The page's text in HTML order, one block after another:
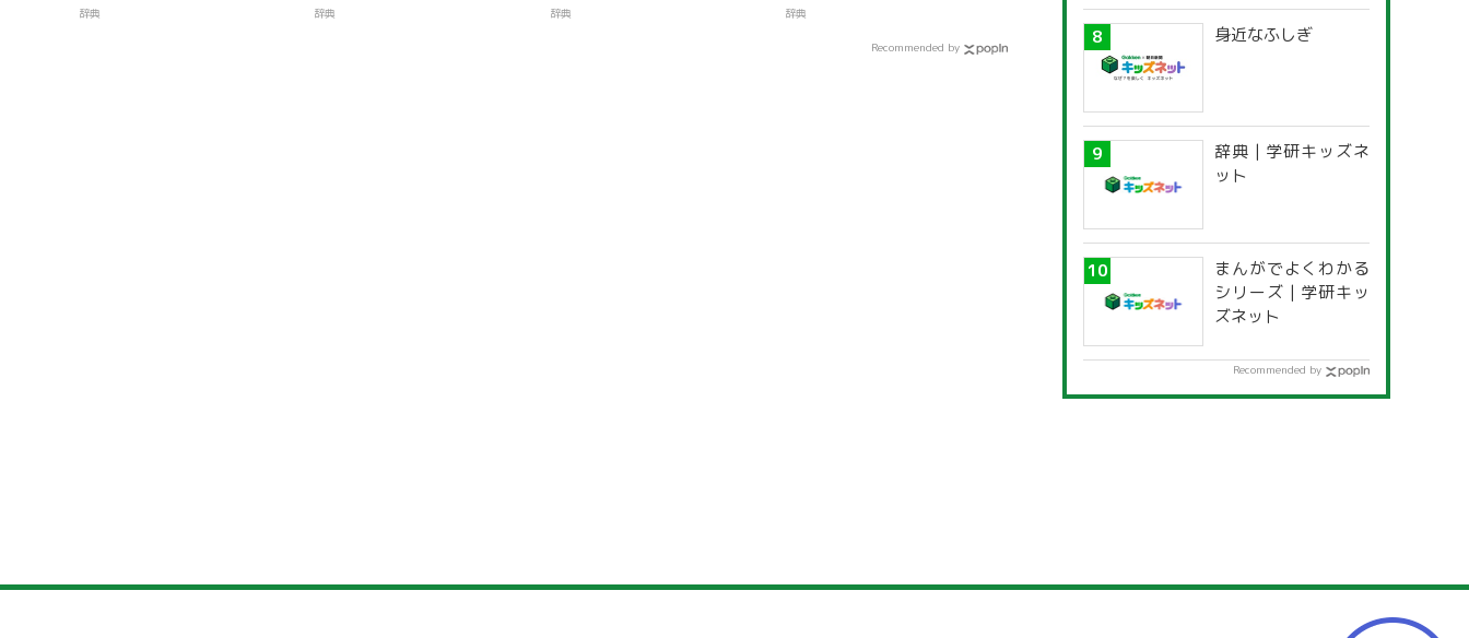
辞典 辞典 辞典 辞典
Recommended by
身近なふしぎ
辞典 | 学研キッズネ
ット
まんがでよくわかる
シリーズ | 学研キッ
ズネット
Recommended by